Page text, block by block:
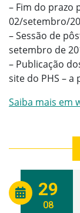
– Fim do prazo
02/setembro/
– Sessão de
setembro de
– Publicação
site do PHS –
Saiba mais em
29
08